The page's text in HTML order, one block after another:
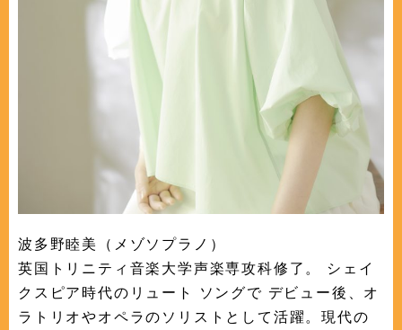
波多野睦美（メゾソプラノ）
英国トリニティ音楽大学声楽専攻科修了。 シェイ
クスピア時代のリュート ソングで デビュー後、オ
ラトリオやオペラのソリストとして活躍。現代の